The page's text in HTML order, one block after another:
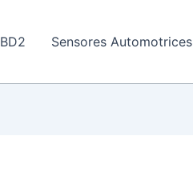
Sensores Automotrices